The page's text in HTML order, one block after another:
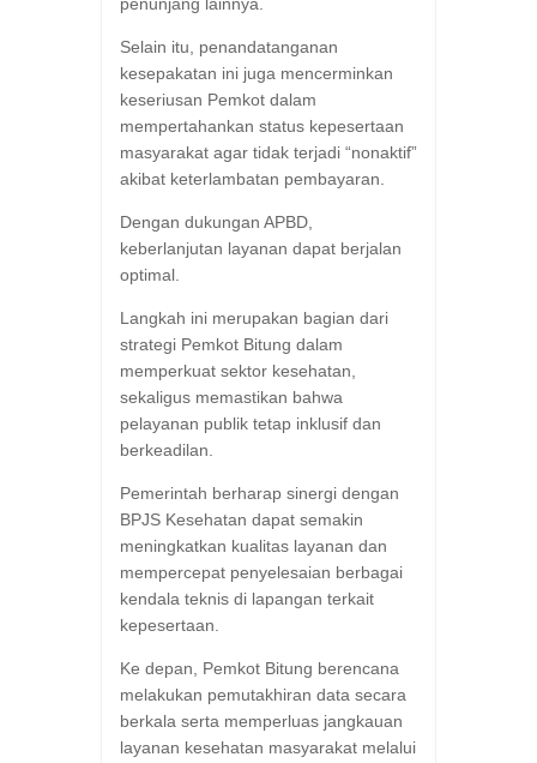
penunjang lainnya.
Selain itu, penandatanganan
kesepakatan ini juga mencerminkan
keseriusan Pemkot dalam
mempertahankan status kepesertaan
masyarakat agar tidak terjadi “nonaktif”
akibat keterlambatan pembayaran.
Dengan dukungan APBD,
keberlanjutan layanan dapat berjalan
optimal.
Langkah ini merupakan bagian dari
strategi Pemkot Bitung dalam
memperkuat sektor kesehatan,
sekaligus memastikan bahwa
pelayanan publik tetap inklusif dan
berkeadilan.
Pemerintah berharap sinergi dengan
BPJS Kesehatan dapat semakin
meningkatkan kualitas layanan dan
mempercepat penyelesaian berbagai
kendala teknis di lapangan terkait
kepesertaan.
Ke depan, Pemkot Bitung berencana
melakukan pemutakhiran data secara
berkala serta memperluas jangkauan
layanan kesehatan masyarakat melalui